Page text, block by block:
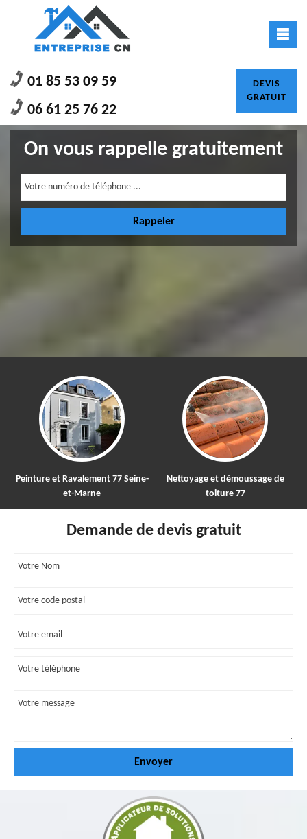
01 85 53 09 59
06 61 25 76 22
DEVIS
GRATUIT
On vous rappelle gratuitement
Peinture et Ravalement 77 Seine-
et-Marne
Nettoyage et démoussage de
toiture 77
Demande de devis gratuit